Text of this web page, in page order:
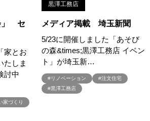
＃キャンペーン ＃イベント
＃内覧会 ＃イベント ##一斉現場見学会
成現場 #スウェーデンハウスの分譲住宅
#1000万円プレゼントキャンペーン
#2024年 #2025年断熱仕様
#20時から見学
」 セ
家とお
たしま
討中
家づくり
黒澤工務店
メディア掲載 埼玉新聞
5/23に開催しました「あそび
の森&times;黒澤工務店 イベン
ト」が埼玉新…
#リノベーション
#注文住宅
#黒澤工務店